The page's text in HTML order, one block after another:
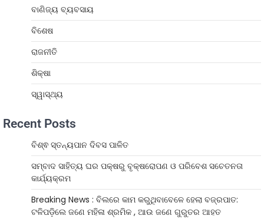
ବାଣିଜ୍ୟ ବ୍ୟବସାୟ
ବିଶେଷ
ରାଜନୀତି
ଶିକ୍ଷା
ସ୍ୱାସ୍ଥ୍ୟ
Recent Posts
ବିଶ୍ଵ ସ୍ତନ୍ୟପାନ ଦିବସ ପାଳିତ
ସମ୍ବାଦ ସାହିତ୍ୟ ଘର ପକ୍ଷରୁ ବୃକ୍ଷରୋପଣ ଓ ପରିବେଶ ସଚେତନତା
କାର୍ଯ୍ୟକ୍ରମ
Breaking News : ବିଲରେ କାମ କରୁଥିବାବେଳେ ହେଲା ବଜ୍ରପାତ:
ଟଳିପଡ଼ିଲେ ଜଣେ ମହିଳା ଶ୍ରମିକ , ଆଉ ଜଣେ ଗୁରୁତର ଆହତ